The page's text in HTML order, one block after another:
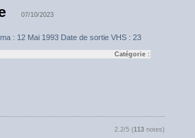
07/10/2023
: 12 Mai 1993 Date de sortie VHS : 23
Catégorie :
2.2/5 (113notes)